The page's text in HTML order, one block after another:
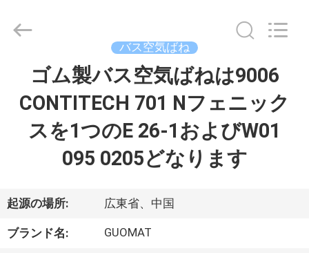
ク
ト
2026
GUANGZHOU
Rights
バス空気ばね
ゴム製バス空気ばねは9006
CONTITECH 701 Nフェニック
スを1つのE 26-1およびW01
095 0205どなります
起源の場所: 広東省、中国
ブランド名: GUOMAT